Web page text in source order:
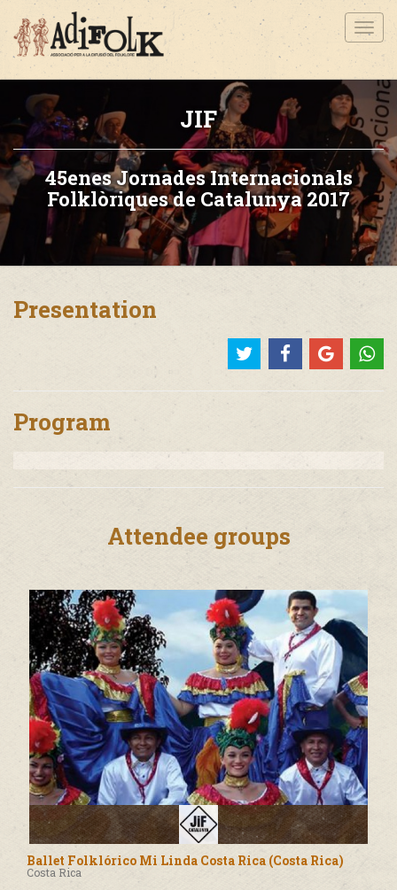
JIF
45enes Jornades Internacionals
Folklòriques de Catalunya 2017
Presentation
Program
Attendee groups
Ballet Folklórico Mi Linda Costa Rica (Costa Rica)
Costa Rica